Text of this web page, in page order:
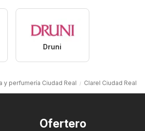
Druni
y perfumería Ciudad Real Clarel Ciudad Real
Ofertero